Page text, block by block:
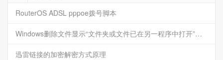
RouterOS ADSL pppoe拨号脚本
Windows删除文件显示“文件夹或文件已在另一程序中打开”的解决方法
迅雷链接的加密解密方式原理